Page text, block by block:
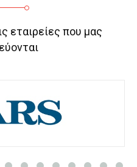
εταιρείες που μας